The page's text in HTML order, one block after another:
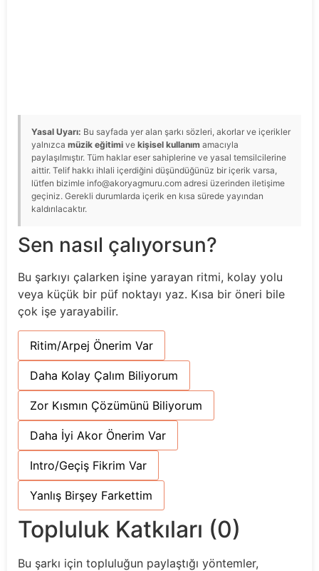
Yasal Uyarı: Bu sayfada yer alan şarkı sözleri, akorlar ve içerikler
yalnızca müzik eğitimi ve kişisel kullanım amacıyla
paylaşılmıştır. Tüm haklar eser sahiplerine ve yasal temsilcilerine
aittir. Telif hakkı ihlali içerdiğini düşündüğünüz bir içerik varsa,
lütfen bizimle info@akoryagmuru.com adresi üzerinden iletişime
geçiniz. Gerekli durumlarda içerik en kısa sürede yayından
kaldırılacaktır.
Sen nasıl çalıyorsun?
Bu şarkıyı çalarken işine yarayan ritmi, kolay yolu
veya küçük bir püf noktayı yaz. Kısa bir öneri bile
çok işe yarayabilir.
Ritim/Arpej Önerim Var
Daha Kolay Çalım Biliyorum
Zor Kısmın Çözümünü Biliyorum
Daha İyi Akor Önerim Var
Intro/Geçiş Fikrim Var
Yanlış Birşey Farkettim
Topluluk Katkıları (0)
Bu şarkı için topluluğun paylaştığı yöntemler,